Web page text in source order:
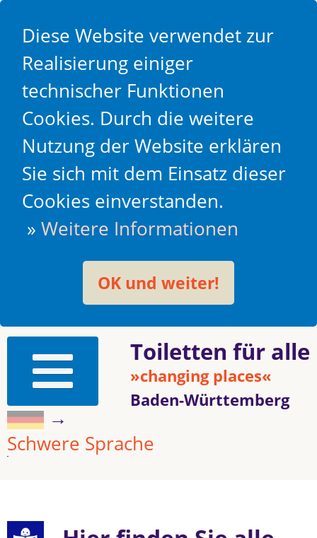
Diese Website verwendet zur
Realisierung einiger
technischer Funktionen
Cookies. Durch die weitere
Nutzung der Website erklären
Sie sich mit dem Einsatz dieser
Cookies einverstanden.
»Weitere Informationen
OK und weiter!
Toiletten für alle
»changing places«
Baden-Württemberg
→
Schwere Sprache